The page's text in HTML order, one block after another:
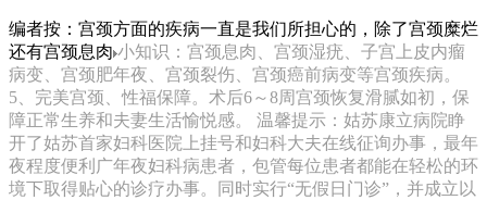
编者按：宫颈方面的疾病一直是我们所担心的，除了宫颈糜烂
还有宫颈息肉 小知识：宫颈息肉、宫颈湿疣、子宫上皮内瘤
病变、宫颈肥年夜、宫颈裂伤、宫颈癌前病变等宫颈疾病。
5、完美宫颈、性福保障。术后6～8周宫颈恢复滑腻如初，保
障正常生养和夫妻生活愉悦感。 温馨提示：姑苏康立病院睁
开了姑苏首家妇科医院上挂号和妇科大夫在线征询办事，最年
夜程度便利广年夜妇科病患者，包管每位患者都能在轻松的环
境下取得贴心的诊疗办事。同时实行“无假日门诊”，并成立以